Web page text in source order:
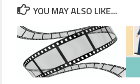
YOU MAY ALSO LIKE...